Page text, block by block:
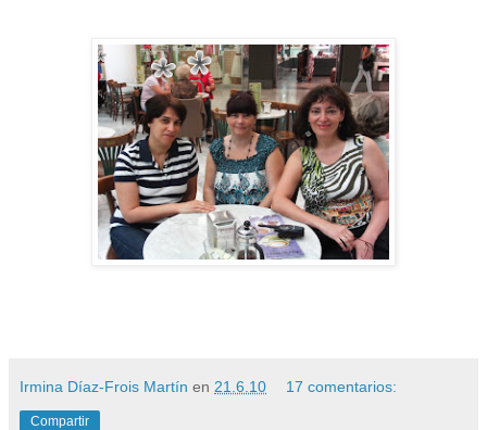
Irmina Díaz-Frois Martín en 21.6.10 17 comentarios:
Compartir